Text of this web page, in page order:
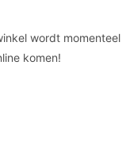
wordt momenteel
komen!